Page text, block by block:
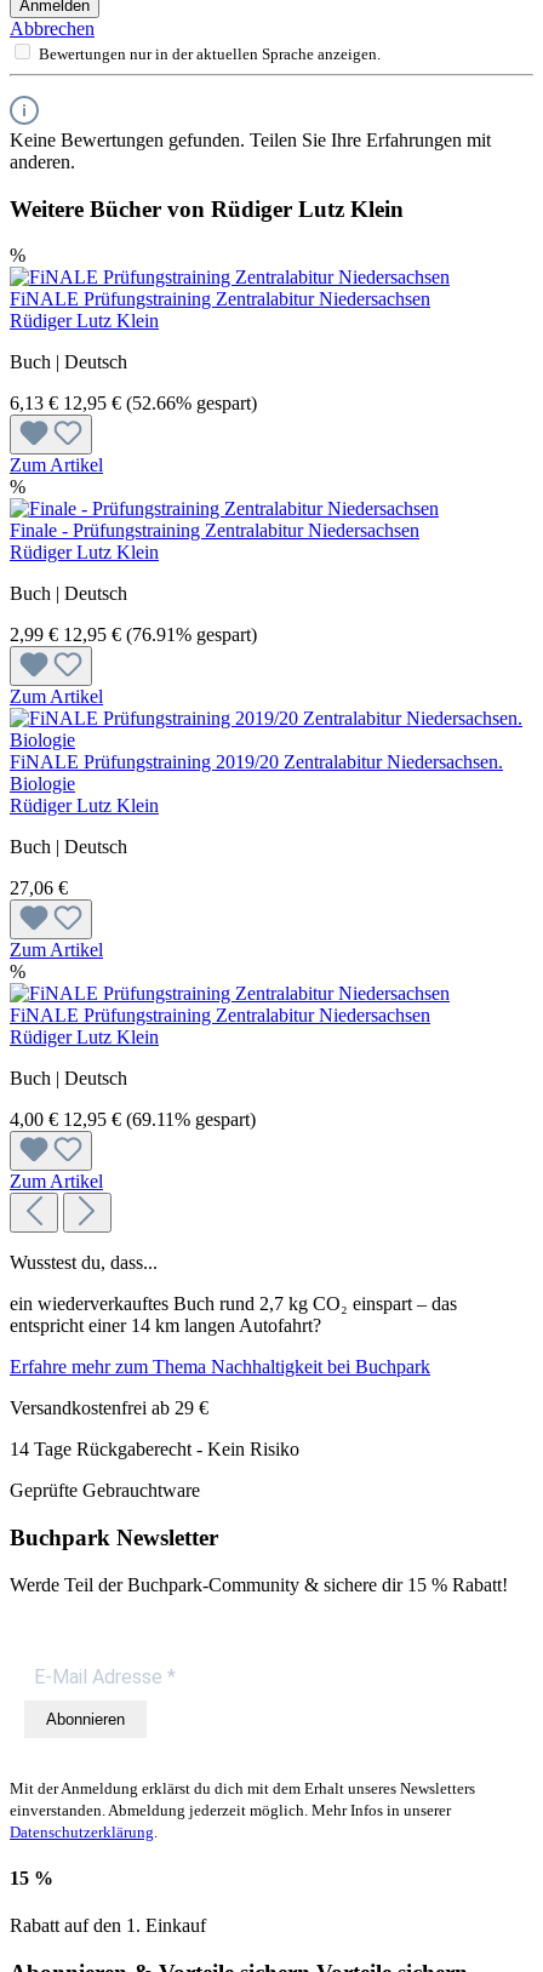
Anmelden
Abbrechen
Bewertungen nur in der aktuellen Sprache anzeigen.
Keine Bewertungen gefunden. Teilen Sie Ihre Erfahrungen mit
anderen.
Weitere Bücher von Rüdiger Lutz Klein
%
FiNALE Prüfungstraining Zentralabitur Niedersachsen
Rüdiger Lutz Klein
Buch | Deutsch
6,13 € 12,95 € (52.66% gespart)
Zum Artikel
%
Finale - Prüfungstraining Zentralabitur Niedersachsen
Rüdiger Lutz Klein
Buch | Deutsch
2,99 € 12,95 € (76.91% gespart)
Zum Artikel
FiNALE Prüfungstraining 2019/20 Zentralabitur Niedersachsen.
Biologie
Rüdiger Lutz Klein
Buch | Deutsch
27,06 €
Zum Artikel
%
FiNALE Prüfungstraining Zentralabitur Niedersachsen
Rüdiger Lutz Klein
Buch | Deutsch
4,00 € 12,95 € (69.11% gespart)
Zum Artikel
Wusstest du, dass...
ein wiederverkauftes Buch rund 2,7 kg CO₂ einspart – das
entspricht einer 14 km langen Autofahrt?
Erfahre mehr zum Thema Nachhaltigkeit bei Buchpark
Versandkostenfrei ab 29 €
14 Tage Rückgaberecht - Kein Risiko
Geprüfte Gebrauchtware
Buchpark Newsletter
Werde Teil der Buchpark-Community & sichere dir 15 % Rabatt!
Abonnieren
Mit der Anmeldung erklärst du dich mit dem Erhalt unseres Newsletters
einverstanden. Abmeldung jederzeit möglich. Mehr Infos in unserer
Datenschutzerklärung
15 %
Rabatt auf den 1. Einkauf